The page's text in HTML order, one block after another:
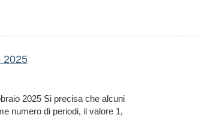
2025
2025 Si precisa che alcuni
numero di periodi, il valore 1,